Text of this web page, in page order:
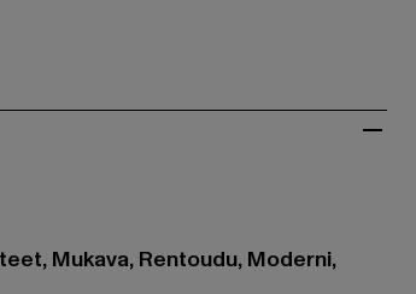
Mukava, Rentoudu, Moderni,